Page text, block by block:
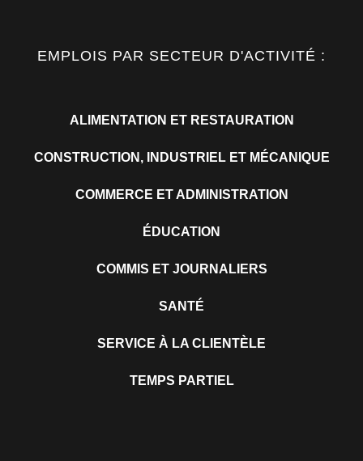
EMPLOIS PAR SECTEUR D'ACTIVITÉ :
ALIMENTATION ET RESTAURATION
CONSTRUCTION, INDUSTRIEL ET MÉCANIQUE
COMMERCE ET ADMINISTRATION
ÉDUCATION
COMMIS ET JOURNALIERS
SANTÉ
SERVICE À LA CLIENTÈLE
TEMPS PARTIEL